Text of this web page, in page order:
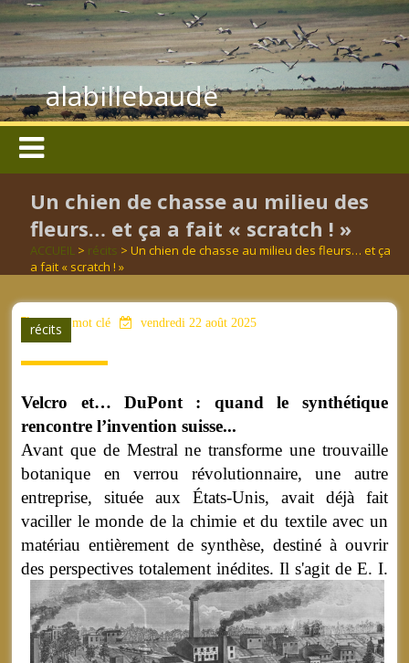
alabillebaude
Un chien de chasse au milieu des
fleurs… et ça a fait « scratch ! »
ACCUEIL > récits > Un chien de chasse au milieu des fleurs… et ça
a fait « scratch ! »
récits
aucun mot clé vendredi 22 août 2025
Velcro et… DuPont : quand le synthétique
rencontre l’invention suisse...
Avant que de Mestral ne transforme une trouvaille
botanique en verrou révolutionnaire, une autre
entreprise, située aux États-Unis, avait déjà fait
vaciller le monde de la chimie et du textile avec un
matériau entièrement de synthèse, destiné à ouvrir
des perspectives totalement inédites. Il s'agit de E. I.